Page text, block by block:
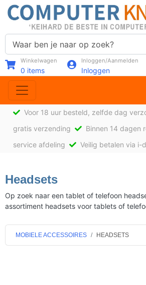
Winkelwagen
0 items
Inloggen/Aanmelden
Inloggen
Voor 18 uur besteld, zelfde dag
gratis verzending
Binnen 14 dagen
service afdeling
Veilig betalen via i-
Headsets
Op zoek naar een tablet of telefoon
assortiment headsets voor tablets of
MOBIELE ACCESSOIRES HEADSETS